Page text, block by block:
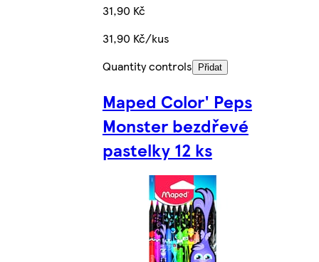
31,90 Kč
31,90 Kč/kus
Quantity controls
Přidat
Maped Color' Peps
Monster bezdřevé
pastelky 12 ks